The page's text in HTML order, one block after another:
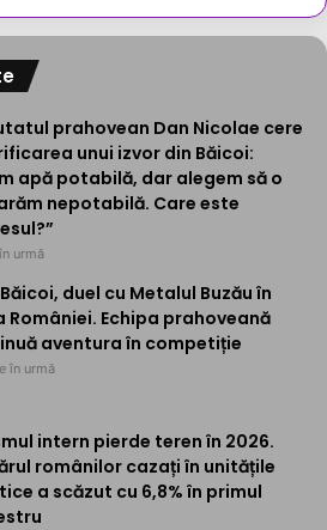
prahovean Dan Nicolae cere
unui izvor din Băicoi:
apă potabilă, dar alegem să o
nepotabilă. Care este
urmă
Băicoi, duel cu Metalul Buzău în
României. Echipa prahoveană
aventura în competiție
în urmă
intern pierde teren în 2026.
românilor cazați în unitățile
a scăzut cu 6,8% în primul